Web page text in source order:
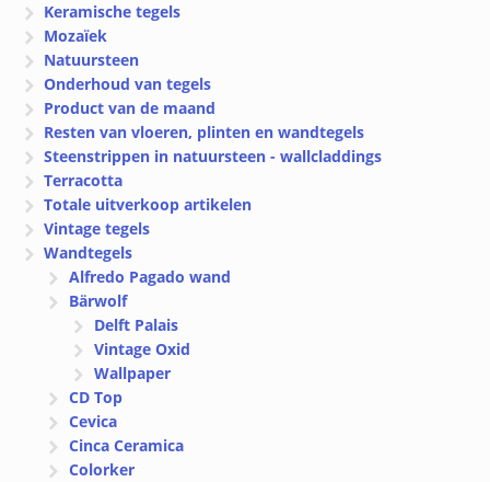
Keramische tegels
Mozaïek
Natuursteen
Onderhoud van tegels
Product van de maand
Resten van vloeren, plinten en wandtegels
Steenstrippen in natuursteen - wallcladdings
Terracotta
Totale uitverkoop artikelen
Vintage tegels
Wandtegels
Alfredo Pagado wand
Bärwolf
Delft Palais
Vintage Oxid
Wallpaper
CD Top
Cevica
Cinca Ceramica
Colorker